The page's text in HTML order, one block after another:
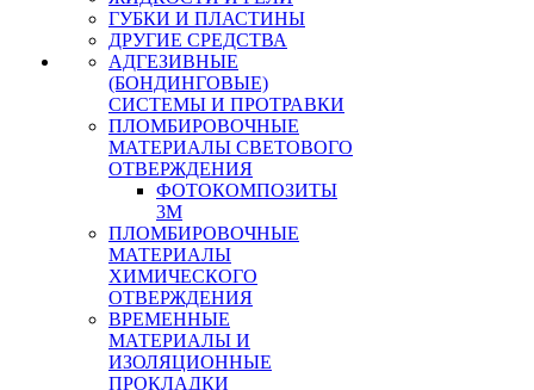
ГУБКИ И ПЛАСТИНЫ
ДРУГИЕ СРЕДСТВА
АДГЕЗИВНЫЕ
(БОНДИНГОВЫЕ)
СИСТЕМЫ И ПРОТРАВКИ
ПЛОМБИРОВОЧНЫЕ
МАТЕРИАЛЫ СВЕТОВОГО
ОТВЕРЖДЕНИЯ
ФОТОКОМПОЗИТЫ
3М
ПЛОМБИРОВОЧНЫЕ
МАТЕРИАЛЫ
ХИМИЧЕСКОГО
ОТВЕРЖДЕНИЯ
ВРЕМЕННЫЕ
МАТЕРИАЛЫ И
ИЗОЛЯЦИОННЫЕ
ПРОКЛАДКИ